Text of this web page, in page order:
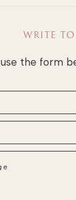
WRITE TO
use the form